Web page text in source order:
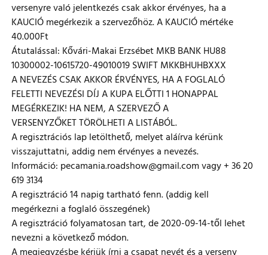
versenyre való jelentkezés csak akkor érvényes, ha a
KAUCIÓ megérkezik a szervezőhöz. A KAUCIÓ mértéke
40.000Ft
Átutalással: Kővári-Makai Erzsébet MKB BANK HU88
10300002-10615720-49010019 SWIFT MKKBHUHBXXX
A NEVEZÉS CSAK AKKOR ÉRVÉNYES, HA A FOGLALÓ
FELETTI NEVEZÉSI DÍJ A KUPA ELŐTTI 1 HONAPPAL
MEGÉRKEZIK! HA NEM, A SZERVEZŐ A
VERSENYZŐKET TÖRÖLHETI A LISTÁBÓL.
A regisztrációs lap letölthető, melyet aláírva kérünk
visszajuttatni, addig nem érvényes a nevezés.
Információ: pecamania.roadshow@gmail.com vagy + 36 20
619 3134
A regisztráció 14 napig tartható fenn. (addig kell
megérkezni a foglaló összegének)
A regisztráció folyamatosan tart, de 2020-09-14-től lehet
nevezni a következő módon.